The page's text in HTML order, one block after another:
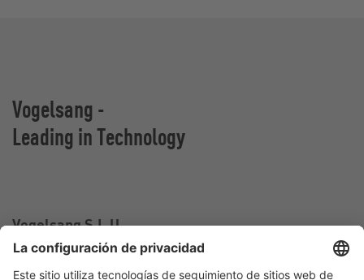
Vogelsang -
Leading in Technology
Vogelsang S.L.U.
Carrer Falcó, 10-12,
43810 El Pla de Santa Maria, Tarragona